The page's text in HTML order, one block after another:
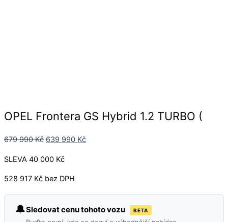
OPEL Frontera GS Hybrid 1.2 TURBO (
679 990Kč 639 990 Kč
SLEVA 40 000 Kč
528 917 Kč bez DPH
🔔Sledovat cenu tohoto vozu BETA